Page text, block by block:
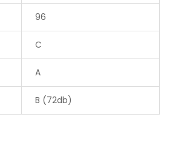
96
C
A
B (72db)